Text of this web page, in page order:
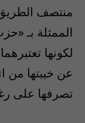
منتصف
الممثلة بـ
لكونها
عن خيبتها من
تصرفها على